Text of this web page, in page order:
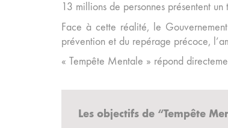
13 millions de personnes présentent
Face à cette réalité, le
prévention et du repérage précoce,
« Tempête Mentale » répond
Les objectifs de “Tempête